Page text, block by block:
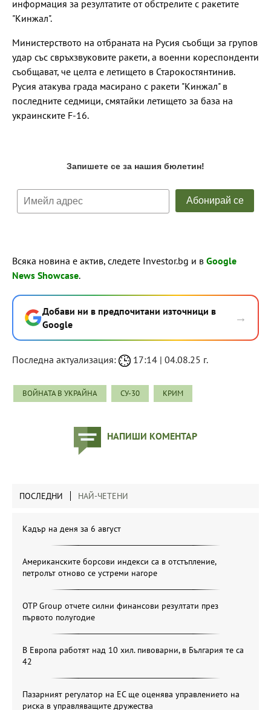
информация за резултатите от обстрелите с ракетите
"Кинжал".
Министерството на отбраната на Русия съобщи за групов
удар със свръхзвуковите ракети, а военни кореспонденти
съобщават, че целта е летището в Старокостянтинив.
Русия атакува града масирано с ракети "Кинжал" в
последните седмици, смятайки летището за база на
украинските F-16.
Всяка новина е актив, следете Investor.bg и в Google
News Showcase.
Добави ни в предпочитани източници в
Google
→
Последна актуализация: 17:14 | 04.08.25 г.
ВОЙНАТА В УКРАЙНА СУ-30 КРИМ
НАПИШИ КОМЕНТАР
ПОСЛЕДНИ НАЙ-ЧЕТЕНИ
Кадър на деня за 6 август
Американските борсови индекси са в отстъпление,
петролът отново се устреми нагоре
OTP Group отчете силни финансови резултати през
първото полугодие
В Европа работят над 10 хил. пивоварни, в България те са
42
Пазарният регулатор на ЕС ще оценява управлението на
риска в управляващите дружества